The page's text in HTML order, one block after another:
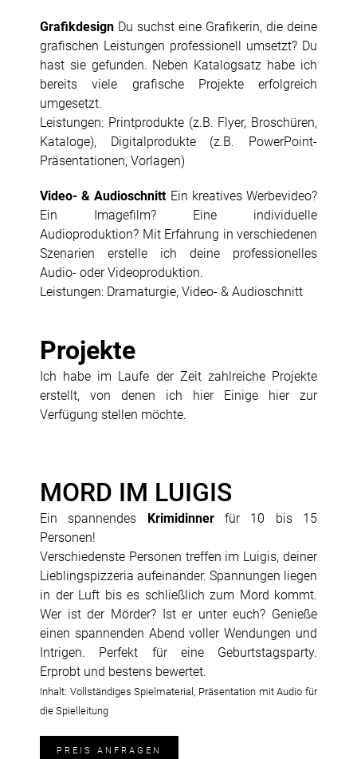
Grafikdesign Du suchst eine Grafikerin, die deine
grafischen Leistungen professionell umsetzt? Du
hast sie gefunden. Neben Katalogsatz habe ich
bereits viele grafische Projekte erfolgreich
umgesetzt.
Leistungen: Printprodukte (z.B. Flyer, Broschüren,
Kataloge), Digitalprodukte (z.B. PowerPoint-
Präsentationen, Vorlagen)
Video- & Audioschnitt Ein kreatives Werbevideo?
Ein Imagefilm? Eine individuelle
Audioproduktion? Mit Erfahrung in verschiedenen
Szenarien erstelle ich deine professionelles
Audio- oder Videoproduktion.
Leistungen: Dramaturgie, Video- & Audioschnitt
Projekte
Ich habe im Laufe der Zeit zahlreiche Projekte
erstellt, von denen ich hier Einige hier zur
Verfügung stellen möchte.
MORD IM LUIGIS
Ein spannendes Krimidinnerfür 10 bis 15
Personen!
Verschiedenste Personen treffen im Luigis, deiner
Lieblingspizzeria aufeinander. Spannungen liegen
in der Luft bis es schließlich zum Mord kommt.
Wer ist der Mörder? Ist er unter euch? Genieße
einen spannenden Abend voller Wendungen und
Intrigen. Perfekt für eine Geburtstagsparty.
Erprobt und bestens bewertet.
Inhalt: Vollständiges Spielmaterial, Präsentation mit Audio für
die Spielleitung
PREIS ANFRAGEN